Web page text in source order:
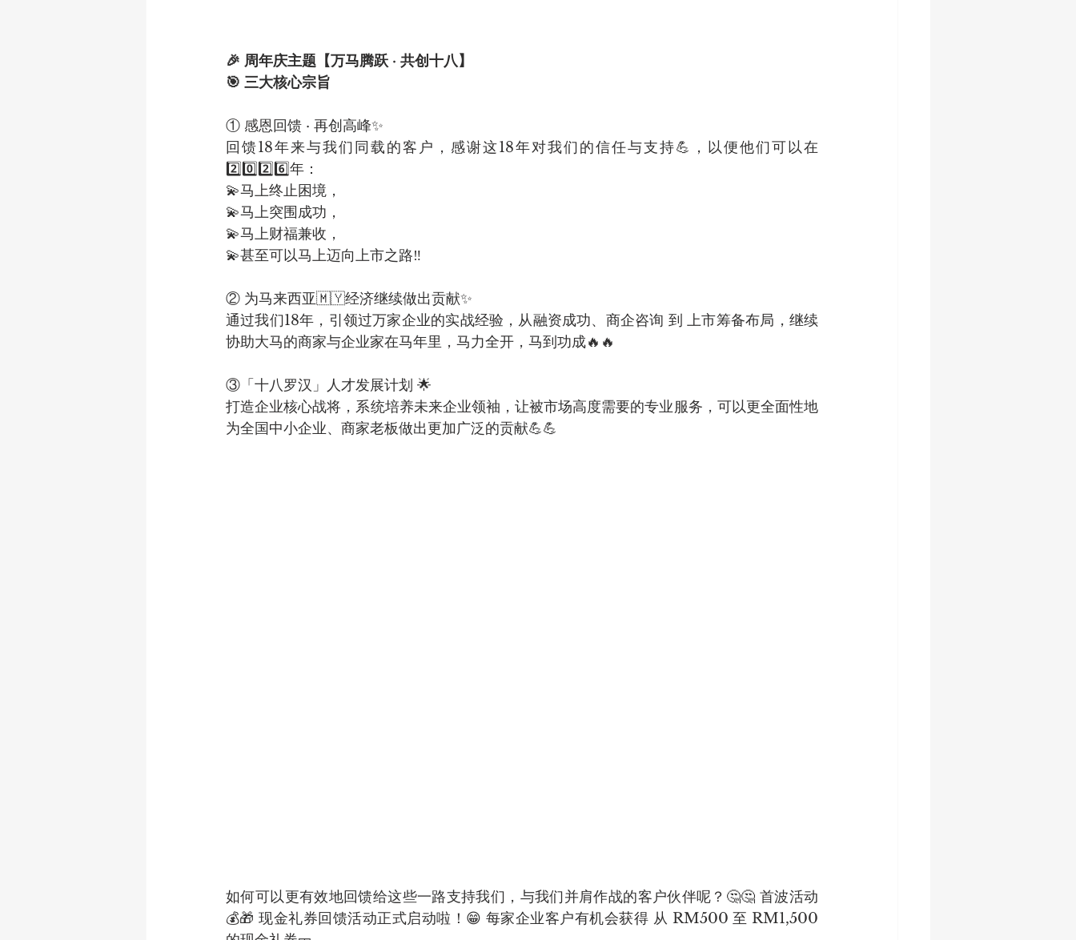
🎉 周年庆主题【万马腾跃 · 共创十八】
🎯 三大核心宗旨
① 感恩回馈 · 再创高峰✨
回馈18年来与我们同载的客户，感谢这18年对我们的信任与支持💪，以便他们可以在
2️⃣0️⃣2️⃣6️⃣年：
💫马上终止困境，
💫马上突围成功，
💫马上财福兼收，
💫甚至可以马上迈向上市之路‼️
② 为马来西亚🇲🇾经济继续做出贡献✨
通过我们18年，引领过万家企业的实战经验，从融资成功、商企咨询 到 上市筹备布局，继续
协助大马的商家与企业家在马年里，马力全开，马到功成🔥🔥
③「十八罗汉」人才发展计划 🌟
打造企业核心战将，系统培养未来企业领袖，让被市场高度需要的专业服务，可以更全面性地
为全国中小企业、商家老板做出更加广泛的贡献💪💪
如何可以更有效地回馈给这些一路支持我们，与我们并肩作战的客户伙伴呢？🤔🤔 首波活动
💰🎁 现金礼券回馈活动正式启动啦！😁 每家企业客户有机会获得 从 RM500 至 RM1,500